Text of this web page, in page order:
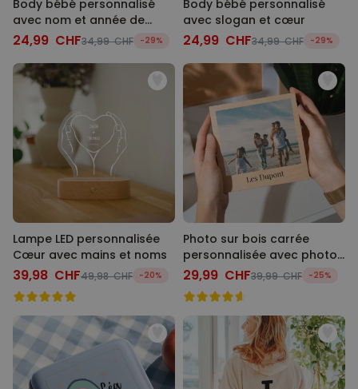
Body bébé personnalisé
avec nom et année de
naissance
24,99 CHF34,99 CHF -29%
Body bébé personnalisé
avec slogan et cœur
24,99 CHF34,99 CHF -29%
Lampe LED personnalisée
Cœur avec mains et noms
39,98 CHF49,98 CHF -20%
Photo sur bois carrée
personnalisée avec photo
et texte
29,99 CHF39,99 CHF -25%